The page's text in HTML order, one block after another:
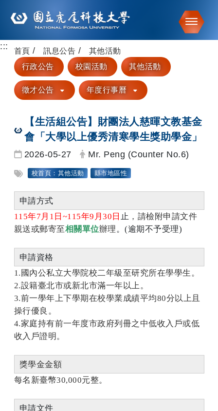
跳到主要內容
::: 首頁 訊息公告
其他活動
行政公告
校園活動 其他活動
徵才公告 年度行事曆
【生活組公告】財團法人慈暉文教基金
會「大學以上優秀清寒學生獎助學金」
日期：
2026-05-27 發布者：
Mr. Peng (Counter No.6)
標籤：
校首頁：其他活動 縣市地區性
申請方式
115年7月1日~115年9月30日 止 ，請檢附申請文件
親送或郵寄至相關單位辦理。(逾期不予受理)
申請資格
1.國內公私立大學院校二年級至研究所在學學生。
2.設籍臺北市或新北市滿一年以上。
3.前一學年上下學期在校學業成績平均80分以上且
操行優良。
4.家庭持有前一年度市政府列冊之中低收入戶或低
收入戶證明。
獎學金金額
每名新臺幣30,000元整。
申請文件